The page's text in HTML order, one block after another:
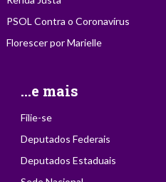
PSOL Contra o Coronavírus
Florescer por Marielle
...e mais
Filie-se
Deputados Federais
Deputados Estaduais